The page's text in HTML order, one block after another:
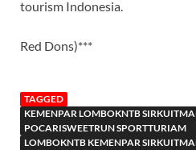
tourism Indonesia.
Red Dons)***
TAGGED
KEMENPAR LOMBOKNTB
POCARISWEETRUN SPORTTURIAM
LOMBOKNTB KEMENPAR